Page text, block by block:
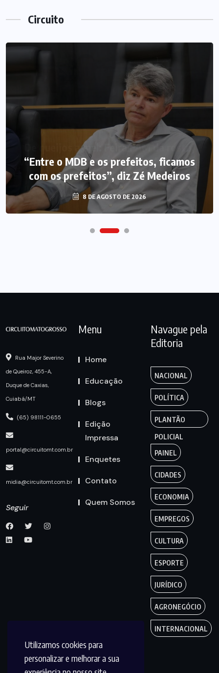
Utilizamos cookies para
personalizar e melhorar a sua
Circuito
“Entre o MDB e os prefeitos, ficamos
com os prefeitos”, diz Zé Medeiros
8 DE AGOSTO DE 2026
Rua Major Severino
de Queiroz, 455-A,
Duque de Caxias,
Cuiabá/MT
(65) 98111-0655
portal@circuitomt.com.br
midia@circuitomt.com.br
Seguir
Menu
Home
Educação
Blogs
Edição
Impressa
Enquetes
Contato
Quem Somos
Navague pela
Editoria
NACIONAL
POLÍTICA
PLANTÃO
POLICIAL
PAINEL
CIDADES
ECONOMIA
EMPREGOS
CULTURA
ESPORTE
JURÍDICO
AGRONEGÓCIO
INTERNACIONAL